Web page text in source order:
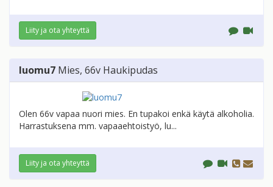
Liity ja ota yhteyttä
luomu7 Mies, 66v Haukipudas
Olen 66v vapaa nuori mies. En tupakoi enkä käytä alkoholia.
Harrastuksena mm. vapaaehtoistyö, lu...
Liity ja ota yhteyttä